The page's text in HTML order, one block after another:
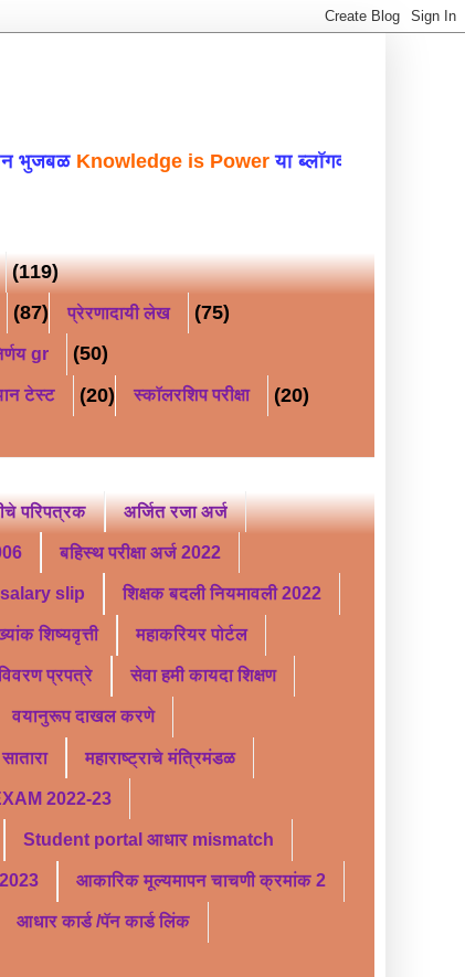
is Powerया ब्लॉगवर सहर्ष स्वागत करत आहे
(119)
(87) प्रेरणादायी लेख (75)
gr (50)
टेस्ट (20) स्कॉलरशिप परीक्षा (20)
परिपत्रक अर्जित रजा अर्ज
बहिस्थ परीक्षा अर्ज 2022
salary slip शिक्षक बदली नियमावली 2022
शिष्यवृत्ती महाकरियर पोर्टल
विवरण प्रपत्रे सेवा हमी कायदा शिक्षण
वयानुरूप दाखल करणे
महाराष्ट्राचे मंत्रिमंडळ
2022-23
Student portal आधार mismatch
2023 आकारिक मूल्यमापन चाचणी क्रमांक 2
आधार कार्ड /पॅन कार्ड लिंक